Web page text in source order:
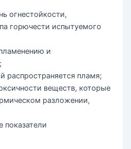
огнестойкости,
горючести испытуемого
и
распространяется пламя;
веществ, которые
разложении,
показатели